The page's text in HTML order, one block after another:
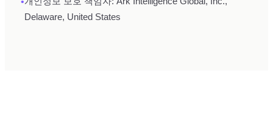
Delaware, United States